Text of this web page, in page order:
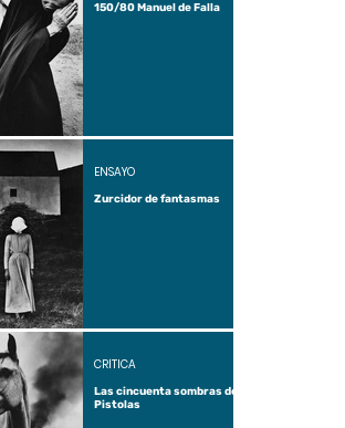
150/80 Manuel de Falla
Zurcidor de fantasmas
ENSAYO
Las cincuenta sombras de
Pistolas
CRÍTICA